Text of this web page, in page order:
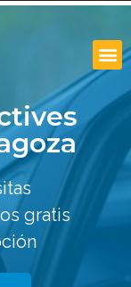
gratis